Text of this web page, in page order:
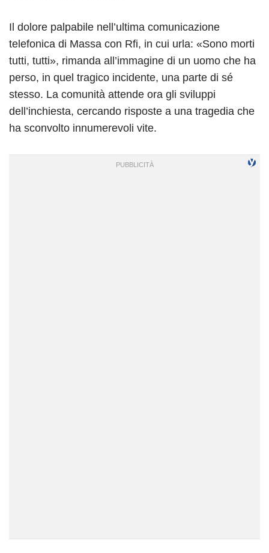
Il dolore palpabile nell’ultima comunicazione
telefonica di Massa con Rfi, in cui urla: «Sono morti
tutti, tutti», rimanda all’immagine di un uomo che ha
perso, in quel tragico incidente, una parte di sé
stesso. La comunità attende ora gli sviluppi
dell’inchiesta, cercando risposte a una tragedia che
ha sconvolto innumerevoli vite.